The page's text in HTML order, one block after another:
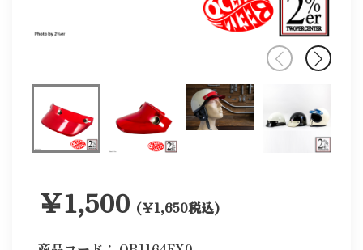
￥1,500 (￥1,650税込)